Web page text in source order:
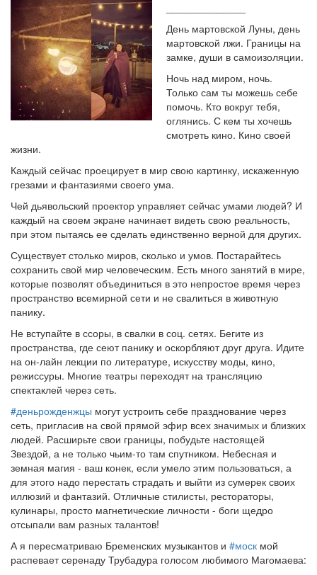
День мартовской Луны, день
мартовской лжи. Границы на
замке, души в самоизоляции.
Ночь над миром, ночь.
Только сам ты можешь себе
помочь. Кто вокруг тебя,
оглянись. С кем ты хочешь
смотреть кино. Кино своей
жизни.
Каждый сейчас проецирует в мир свою картинку, искаженную
грезами и фантазиями своего ума.
Чей дьявольский проектор управляет сейчас умами людей? И
каждый на своем экране начинает видеть свою реальность,
при этом пытаясь ее сделать единственно верной для других.
Существует столько миров, сколько и умов. Постарайтесь
сохранить свой мир человеческим. Есть много занятий в мире,
которые позволят объединиться в это непростое время через
пространство всемирной сети и не свалиться в животную
панику.
Не вступайте в ссоры, в свалки в соц. сетях. Бегите из
пространства, где сеют панику и оскорбляют друг друга. Идите
на он-лайн лекции по литературе, искусству моды, кино,
режиссуры. Многие театры переходят на трансляцию
спектаклей через сеть.
#деньрожденжцы могут устроить себе празднование через
сеть, пригласив на свой прямой эфир всех значимых и близких
людей. Расширьте свои границы, побудьте настоящей
Звездой, а не только чьим-то там спутником. Небесная и
земная магия - ваш конек, если умело этим пользоваться, а
для этого надо перестать страдать и выйти из сумерек своих
иллюзий и фантазий. Отличные стилисты, рестораторы,
кулинары, просто магнетические личности - боги щедро
отсыпали вам разных талантов!
А я пересматриваю Бременских музыкантов и #моск мой
распевает серенаду Трубадура голосом любимого Магомаева: